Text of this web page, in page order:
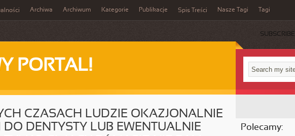
Archiwa Archiwum Kategorie Publikacje Spis Treści Nasze Tagi Tagi
SUBSCRIBE
PORTAL!
CZASACH LUDZIE OKAZJONALNIE
DENTYSTY LUB EWENTUALNIE
Polecamy: